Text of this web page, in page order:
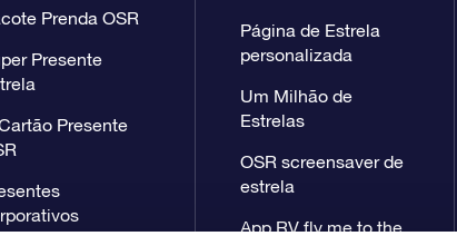
Prenda OSR
Presente
Presente
Página de Estrela
personalizada
Um Milhão de
Estrelas
OSR screensaver de
estrela
App RV fly me to the